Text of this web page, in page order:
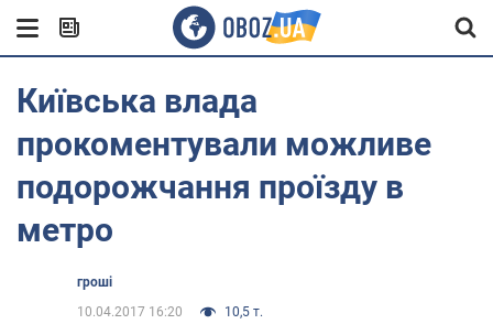
Київська влада
прокоментували можливе
подорожчання проїзду в
метро
гроші
10.04.2017 16:20
10,5 т.